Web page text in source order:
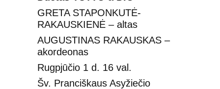
GRETA STAPONKUTĖ-
RAKAUSKIENĖ – altas
AUGUSTINAS RAKAUSKAS –
akordeonas
Rugpjūčio 1 d. 16 val.
Šv. Pranciškaus Asyžiečio